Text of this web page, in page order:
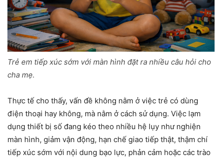
Trẻ em tiếp xúc sớm với màn hình đặt ra nhiều câu hỏi cho
cha mẹ.
Thực tế cho thấy, vấn đề không nằm ở việc trẻ có dùng
điện thoại hay không, mà nằm ở cách sử dụng. Việc lạm
dụng thiết bị số đang kéo theo nhiều hệ lụy như nghiện
màn hình, giảm vận động, hạn chế giao tiếp thật, thậm chí
tiếp xúc sớm với nội dung bạo lực, phản cảm hoặc các trào